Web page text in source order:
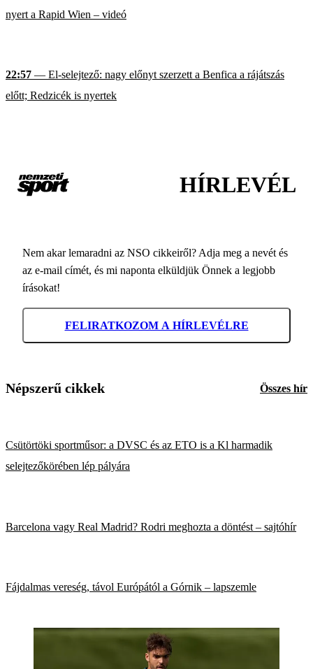
nyert a Rapid Wien – videó
22:57 — El-selejtező: nagy előnyt szerzett a Benfica a rájátszás
előtt; Redzicék is nyertek
HÍRLEVÉL
Nem akar lemaradni az NSO cikkeiről? Adja meg a nevét és
az e-mail címét, és mi naponta elküldjük Önnek a legjobb
írásokat!
FELIRATKOZOM A HÍRLEVÉLRE
Népszerű cikkek Összes hír
Csütörtöki sportműsor: a DVSC és az ETO is a Kl harmadik
selejtezőkörében lép pályára
Barcelona vagy Real Madrid? Rodri meghozta a döntést – sajtóhír
Fájdalmas vereség, távol Európától a Górnik – lapszemle